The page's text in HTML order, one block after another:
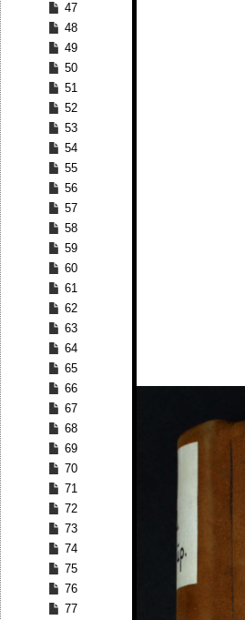
47
48
49
50
51
52
53
54
55
56
57
58
59
60
61
62
63
64
65
66
67
68
69
70
71
72
73
74
75
76
77